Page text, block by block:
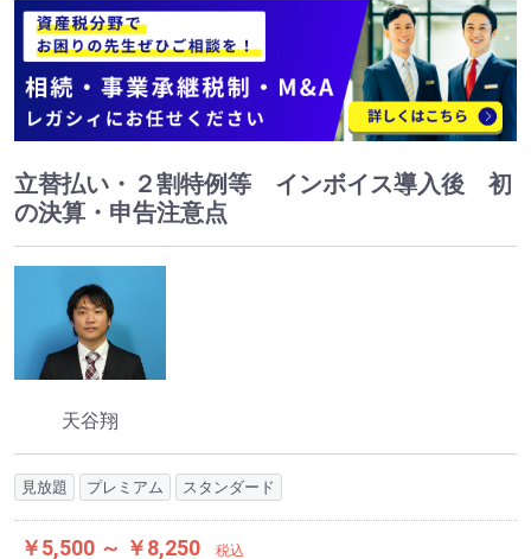
立替払い・２割特例等 インボイス導入後 初
の決算・申告注意点
天谷翔
見放題 プレミアム スタンダード
￥5,500 ～ ￥8,250 税込